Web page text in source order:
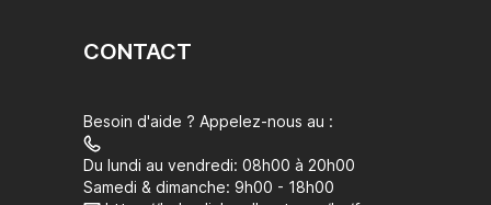
CONTACT
Besoin d'aide ? Appelez-nous au :
Du lundi au vendredi: 08h00 à 20h00
Samedi & dimanche: 9h00 - 18h00